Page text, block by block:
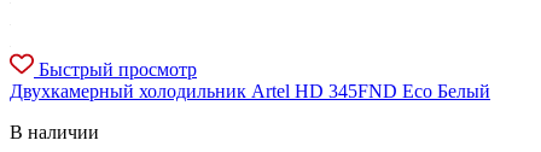
Быстрый просмотр
Двухкамерный холодильник Artel HD 345FND Eco Белый
В наличии